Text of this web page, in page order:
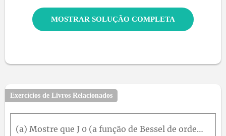
MOSTRAR SOLUÇÃO COMPLETA
Exercícios de Livros Relacionados
(a) Mostre que J 0 (a função de Bessel de ordem 0 dada no Exemplo 4) satisfaz a equação diferencial x 2 J 0 ' ' x + x J 0 ' x + x 2 J 0 x = 0 (b) Calcule ∫ 0 1 J 0 ( x ) d x com precisão de três casas